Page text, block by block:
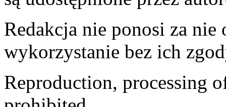
Redakcja nie ponosi za
wykorzystanie bez ich
Reproduction, processing